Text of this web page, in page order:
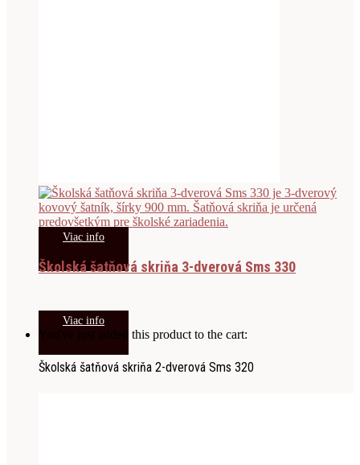
Viac info
Školská šatňová skriňa 3-dverová Sms 330
Viac info
You've just added this product to the cart:
Školská šatňová skriňa 2-dverová Sms 320